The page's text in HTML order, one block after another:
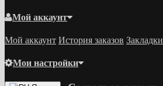
Мой аккаунт
Мой аккаунт История заказов Закладки
Мои настройки